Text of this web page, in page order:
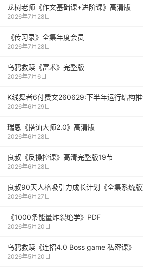
龙树老师《作文基础课+进阶课》高清版
2026年7月28日
《传习录》全集年度会员
2026年7月28日
乌鸦救赎《富术》完整版
2026年7月6日
K线舞者6付费文260629:下半年运行结构推
2026年6月29日
瑞恩《搭讪大师2.0》高清版
2026年6月28日
良叔《反操控课》高清完整版19节
2026年6月28日
良叔90天人格吸引力成长计划《全集系统版
2026年6月27日
《1000‮能条‬‎量‮裂炸‬‎绝学》PDF
2026年5月20日
乌鸦救赎《连招4.0 Boss game 私密课》
2026年5月20日